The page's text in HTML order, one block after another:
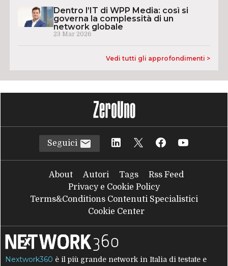
Dentro l’IT di WPP Media: così si
governa la complessità di un
network globale
23 Mar 2026
Vedi tutti gli approfondimenti >
Seguici
About Autori Tags
Rss Feed
Privacy e Cookie Policy
Terms&Conditions Contenuti Specialistici
Cookie Center
Nextwork360 è il più grande network in Italia di testate e